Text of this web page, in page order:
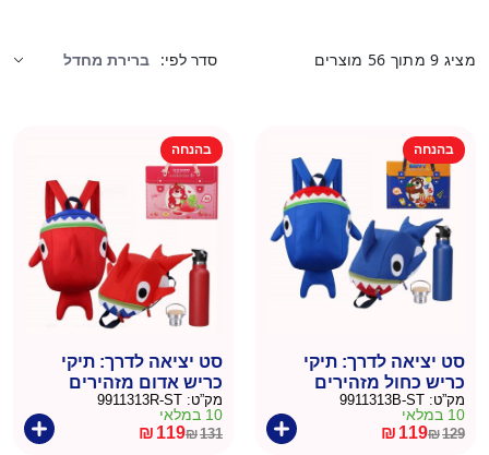
מציג 9מתוך 56מוצרים סדר לפי:
בהנחה
סט יציאה לדרך: תיקי
כריש כחול מזהירים
ובקבוק מים להורה וילד
מק”ט: 9911313B-ST
10 במלאי
₪129
המחיר
₪ 119
המחיר
בהנחה
סט יציאה לדרך: תיקי
כריש אדום מזהירים
ובקבוק מים להורה וילד
מק”ט: 9911313R-ST
10 במלאי
₪131
המחיר
₪ 119
המחיר